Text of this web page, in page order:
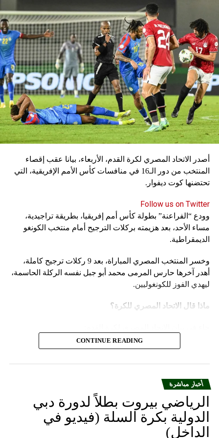
المهاجمان كينغسلي كومان وسيرج غنابري للإصابة أيضا.
سكاي نيوز
أصدر الاتحاد المصري لكرة القدم، الأربعاء، بيانا عقب إقصاء
المنتخب من دور الـ16 في منافسات كأس الأمم الإفريقية، التي
تحتضنها كوت ديفوار.
Follow us on Twitter
وودع “الفراعنة” بطولة كأس أمم إفريقيا، بطريقة تراجيدية،
مساء الأحد، بعد هزيمته بركلات الترجيح أمام منتخب الكونغو
الديمقراطية.
وخسر المنتخب المصري المباراة، بعد 9 ركلات ترجيح كاملة،
أهدر آخرها حارس المرمى محمد أبو جبل نفسه الركلة الحاسمة،
ليهدي الفوز للكونغوليين.
ماذا قال الاتحاد المصري للكرة؟
يتقدم الاتحاد المصري لكرة القدم بالاعتذار إلى الجماهير
المصرية العظيمة، على ما قدمه المنتخب الوطني لكرة
طموح الجماهير المصرية وأهداف مجلس إدارة الاتحاد
المصري لكرة القدم، الذي قام بالدور المنوط به من تلبية
جميع المتطلبات وتوفير كل السبل الخاصة لإعداد
المنتخب قبل وأثناء البطولة.
CONTINUE READING
أخبار مباشرة
الرياضي بيروت بطلاً لدورة دبي
الدولية بكرة السلة (فيديو في
الداخل)